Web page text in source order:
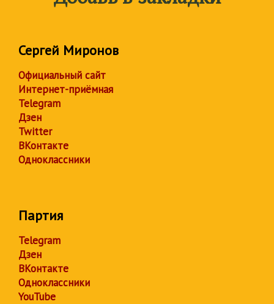
Сергей Миронов
Официальный сайт
Интернет-приёмная
Telegram
Дзен
Twitter
ВКонтакте
Одноклассники
Партия
Telegram
Дзен
ВКонтакте
Одноклассники
YouTube